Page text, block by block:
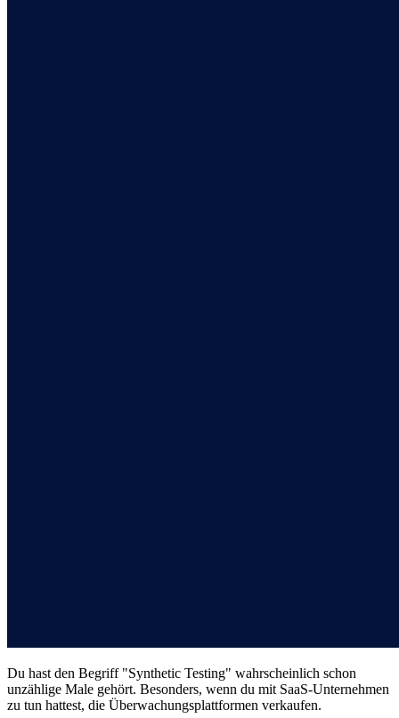
Du hast den Begriff "Synthetic Testing" wahrscheinlich schon
unzählige Male gehört. Besonders, wenn du mit SaaS-Unternehmen
zu tun hattest, die Überwachungsplattformen verkaufen.